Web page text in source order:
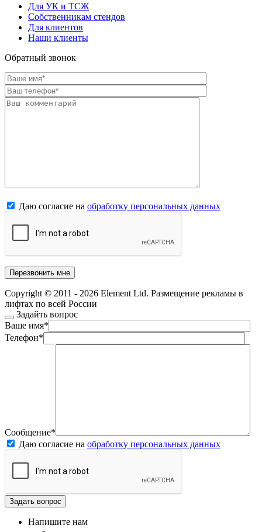
Для УК и ТСЖ
Собственникам стендов
Для клиентов
Наши клиенты
Обратный звонок
Даю согласие на обработку персональных данных
Copyright © 2011 - 2026 Element Ltd. Размещение рекламы в
лифтах по всей России
Задайть вопрос
Ваше имя*
Телефон*
Сообщение*
Даю согласие на обработку персональных данных
Напишите нам